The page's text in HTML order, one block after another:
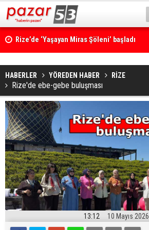
Rize’de ‘Yaşayan Miras Şöleni’ başladı
HABERLER YÖREDEN HABER RİZE
Rize'de ebe-gebe buluşması
13:12 10 Mayıs 2026